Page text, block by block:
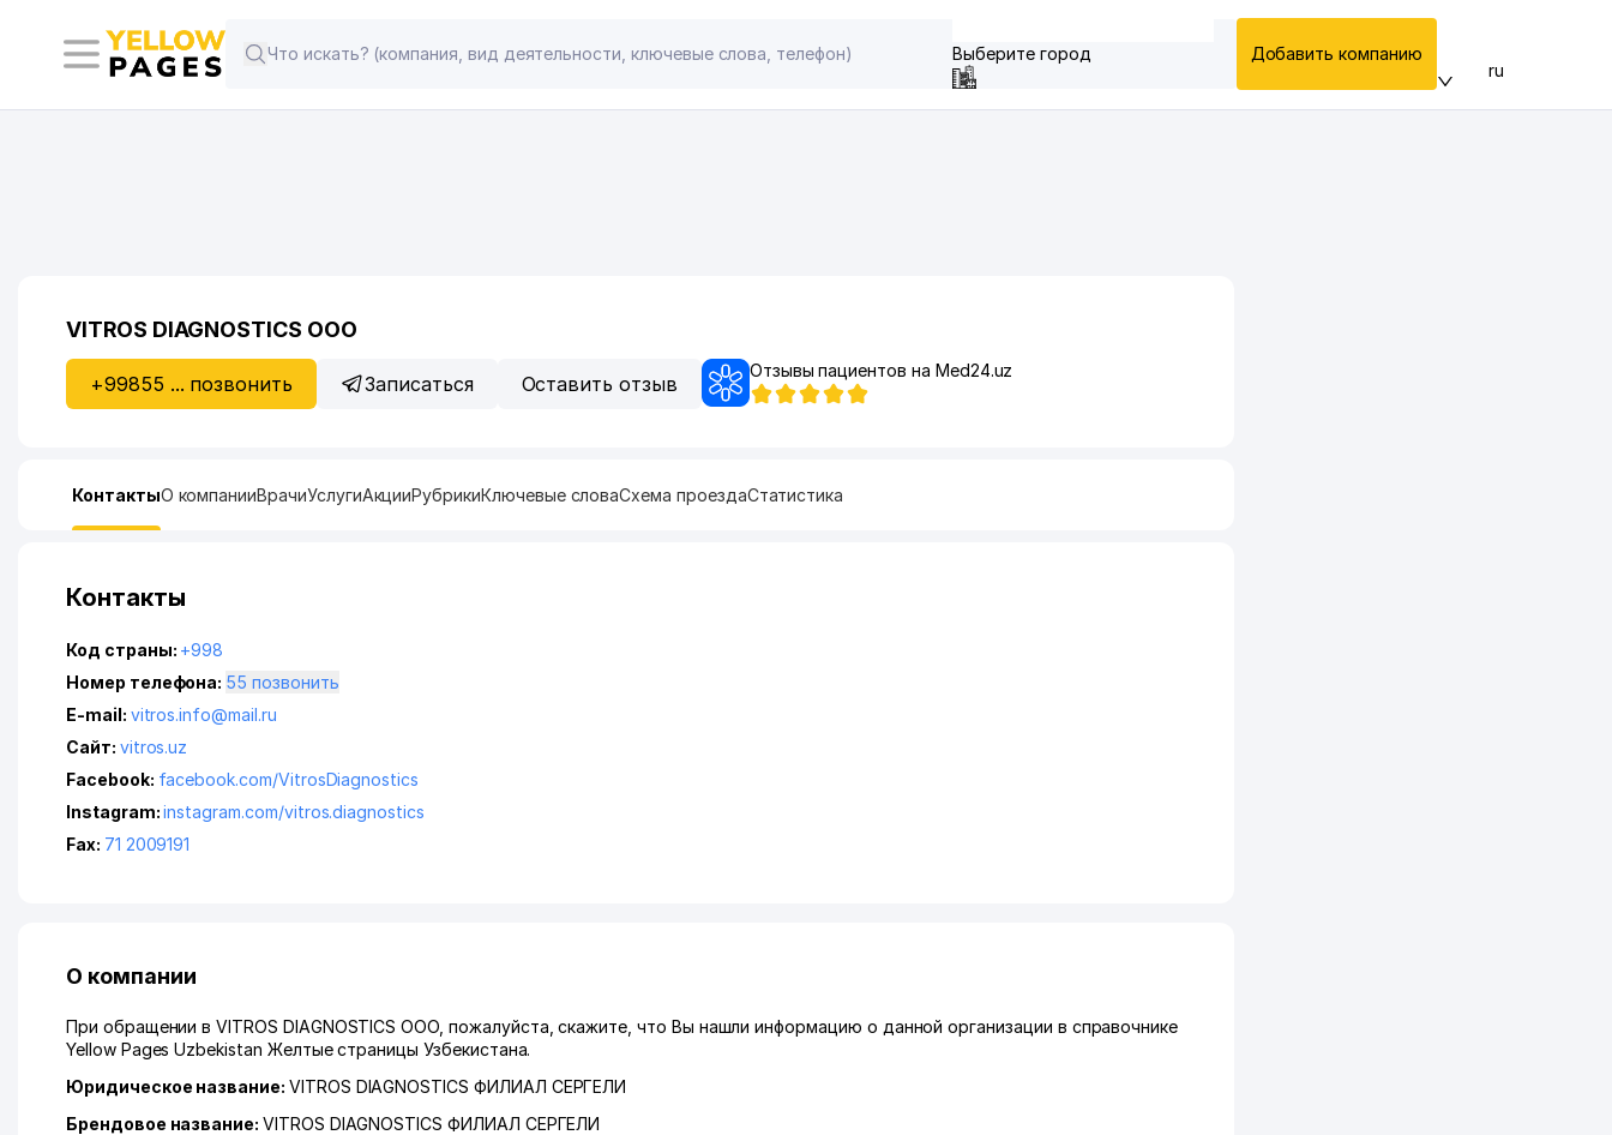
Выберите город Добавить компанию
ru
VITROS DIAGNOSTICS ООО
+99855 ... позвонить Записаться Оставить отзыв
Отзывы пациентов на Med24.uz
КонтактыО компанииВрачиУслугиАкцииРубрикиКлючевые словаСхема проездаСтатистика
Контакты
Код страны: +998
Номер телефона:
55 позвонить
E-mail: vitros.info@mail.ru
Сайт: vitros.uz
Facebook: facebook.com/VitrosDiagnostics
Instagram:instagram.com/vitros.diagnostics
Fax: 71 2009191
О компании
При обращении в VITROS DIAGNOSTICS ООО, пожалуйста, скажите, что Вы нашли информацию о данной организации в справочнике
Yellow Pages Uzbekistan Желтые страницы Узбекистана.
Юридическое название: VITROS DIAGNOSTICS ФИЛИАЛ СЕРГЕЛИ
Брендовое название: VITROS DIAGNOSTICS ФИЛИАЛ СЕРГЕЛИ